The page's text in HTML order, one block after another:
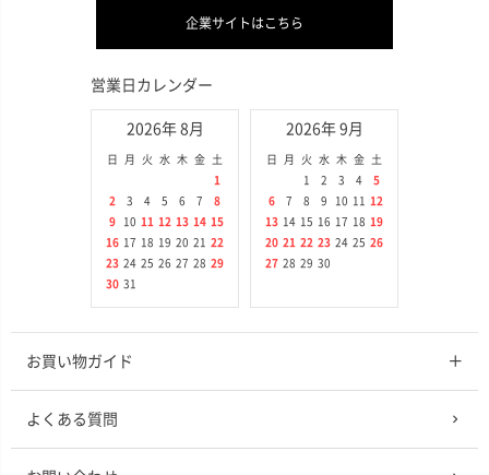
企業サイトはこちら
営業日カレンダー
2026年 8月
日 月 火 水 木 金
土
1
2
3 4 5 6 7
8
9
10 11 12 13 14 15
16 17 18 19 20 21
22
23 24 25 26 27 28 29
30 31
2026年 9月
日 月 火 水 木 金
土
1
2 3 4
5
6
7 8 9 10 11
12
13 14 15 16 17 18 19
20 21 22 23 24 25 26
27 28 29 30
お買い物ガイド
よくある質問